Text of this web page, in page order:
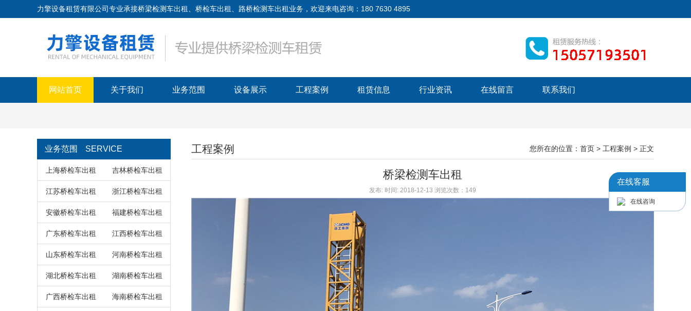
力擎设备租赁有限公司专业承接桥梁检测车出租、桥检车出租、路桥检测车出租业务，欢迎来电咨询：180 7630 4895
网站首页 关于我们 业务范围 设备展示 工程案例 租赁信息 行业资讯 在线留言 联系我们
业务范围 SERVICE
上海桥检车出租 吉林桥检车出租
江苏桥检车出租 浙江桥检车出租
安徽桥检车出租 福建桥检车出租
广东桥检车出租 江西桥检车出租
山东桥检车出租 河南桥检车出租
湖北桥检车出租 湖南桥检车出租
广西桥检车出租 海南桥检车出租
您所在的位置： 首页 > 工程案例 > 正文
工程案例
桥梁检测车出租
发布: 时间: 2018-12-13 浏览次数： 149
在线客服
在线咨询